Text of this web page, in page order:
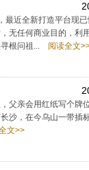
最近全新打造平台现
无任何商业目的，利
根问祖...
阅读全文
亲会用红纸写个牌
沙，在今乌山一带插
文>>